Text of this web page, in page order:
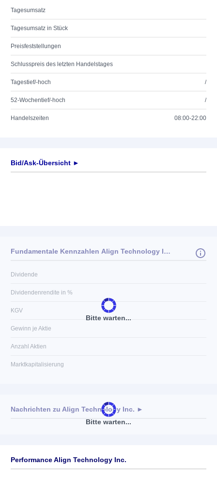
Tagesumsatz
Tagesumsatz in Stück
Preisfeststellungen
Schlusspreis des letzten Handelstages
Tagestief/-hoch /
52-Wochentief/-hoch /
Handelszeiten 08:00-22:00
Bid/Ask-Übersicht ►
Bitte warten...
Fundamentale Kennzahlen Align Technology Inc.
Dividende
Dividendenrendite in %
KGV
Gewinn je Aktie
Anzahl Aktien
Marktkapitalisierung
Bitte warten...
Nachrichten zu Align Technology Inc. ►
Performance Align Technology Inc.